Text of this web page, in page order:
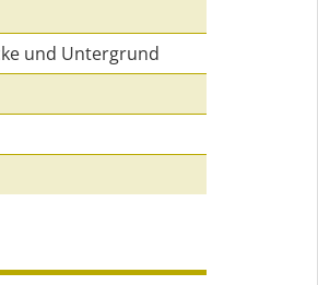
und Untergrund